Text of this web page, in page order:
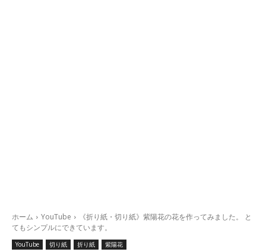
ホーム YouTube
《折り紙・切り紙》紫陽花の花を作ってみました。 と
てもシンプルにできています。
YouTube 切り紙 折り紙 紫陽花